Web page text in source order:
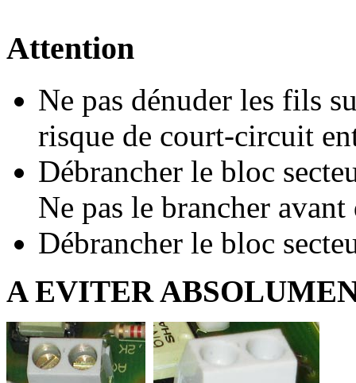
Attention
Ne pas dénuder les fils
risque de court-circuit
Débrancher le bloc
Ne pas le brancher
Débrancher le bloc
A EVITER